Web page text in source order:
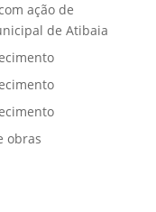
ação de
de Atibaia
obras